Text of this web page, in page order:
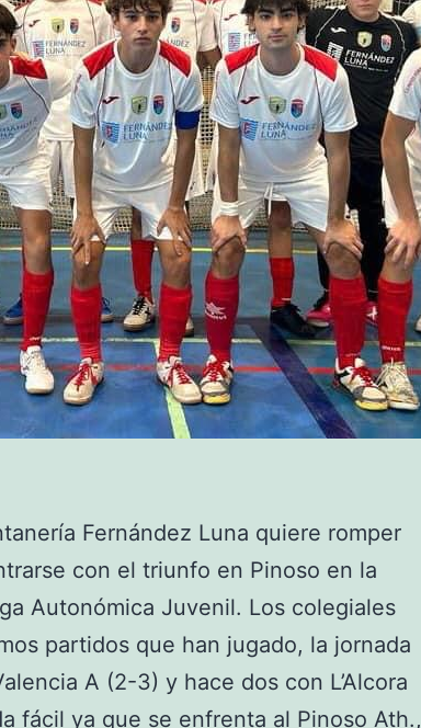
Fernández Luna quiere romper
con el triunfo en Pinoso en la
Autonómica Juvenil. Los colegiales
partidos que han jugado, la jornada
A (2-3) y hace dos con L’Alcora
fácil ya que se enfrenta al Pinoso Ath.,